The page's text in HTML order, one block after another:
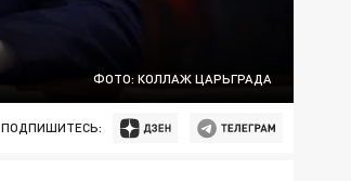
ФОТО: КОЛЛАЖ ЦАРЬГРАДА
ПОДПИШИТЕСЬ: